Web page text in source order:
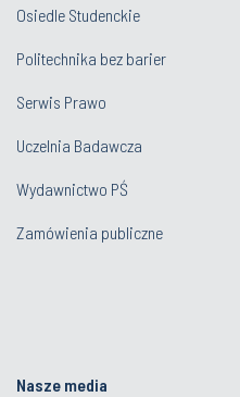
Osiedle Studenckie
Politechnika bez barier
Serwis Prawo
Uczelnia Badawcza
Wydawnictwo PŚ
Zamówienia publiczne
Nasze media